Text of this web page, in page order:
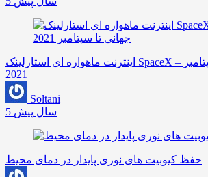
اینترنت ماهواره ای استارلینک SpaceX – پوشش جهانی تا سپتامبر
2021
Soltani
5 سال پیش
حفظ کیوبیت های نوری پایدار در دمای محیط